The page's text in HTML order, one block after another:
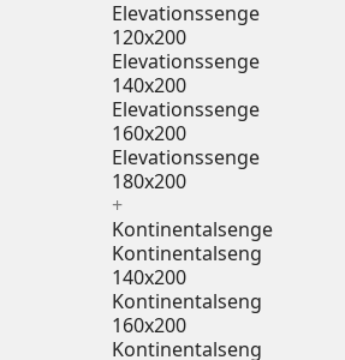
Elevationssenge
120x200
Elevationssenge
140x200
Elevationssenge
160x200
Elevationssenge
180x200
+
Kontinentalsenge
Kontinentalseng
140x200
Kontinentalseng
160x200
Kontinentalseng